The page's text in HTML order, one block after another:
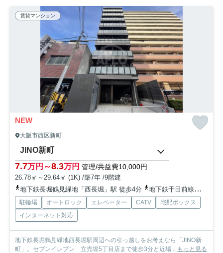
賃貸マンション
NEW
大阪市西区新町
JINO新町
7.7万円～8.3万円 管理/共益費10,000円
26.78㎡～29.64㎡ (1K) /築7年 /9階建
地下鉄長堀鶴見緑地「西長堀」駅 徒歩4分
地下鉄千日前線「阿波座」駅 徒歩7分
駐輪場 オートロック エレベーター CATV
宅配ボックス
インターネット対応
地下鉄長堀鶴見緑地西長堀駅周辺への引っ越しをお考えなら「JINO新
町」。セブンイレブン 立売堀5丁目店まで徒歩3分と近場...
もっと見る